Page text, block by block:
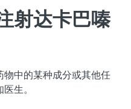
射达卡巴嗪
中的某种成分或其他任
生。